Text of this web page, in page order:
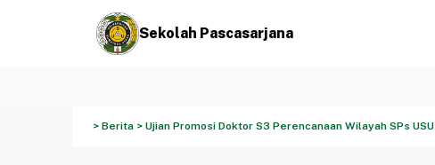
Sekolah Pascasarjana
> Berita > Ujian Promosi Doktor S3 Perencanaan Wilayah SPs USU